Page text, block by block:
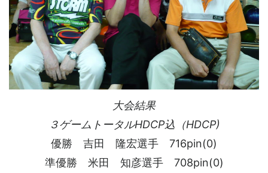
大会結果
３ゲームトータルHDCP込（HDCP)
優勝 吉田 隆宏選手 716pin(0)
準優勝 米田 知彦選手 708pin(0)